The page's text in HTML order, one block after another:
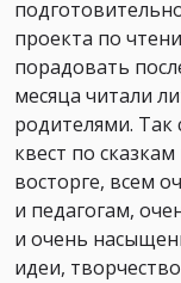
проекта по
порадовать
месяца читали
родителями. Так
квест по
восторге, всем
и педагогам,
и очень
идеи,